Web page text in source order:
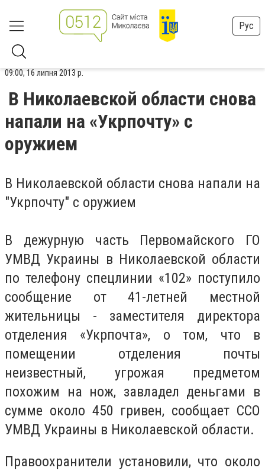
Рус
09:00, 16 липня 2013 р.
В Николаевской области снова
напали на «Укрпочту» с
оружием
В Николаевской области снова напали на
"Укрпочту" с оружием
В дежурную часть Первомайского ГО
УМВД Украины в Николаевской области
по телефону спецлинии «102» поступило
сообщение от 41-летней местной
жительницы - заместителя директора
отделения «Укрпочта», о том, что в
помещении отделения почты
неизвестный, угрожая предметом
похожим на нож, завладел деньгами в
сумме около 450 гривен, сообщает ССО
УМВД Украины в Николаевской области.
Правоохранители установили, что около